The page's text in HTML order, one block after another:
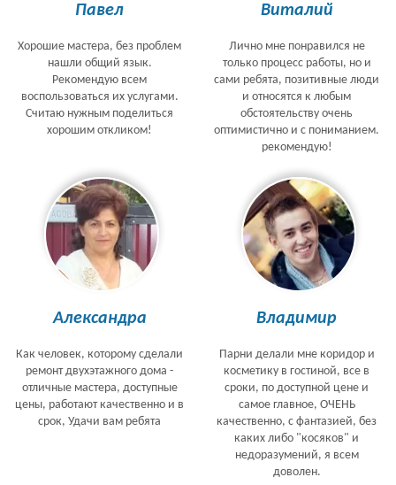
Павел
Хорошие мастера, без проблем
нашли общий язык.
Рекомендую всем
воспользоваться их услугами.
Считаю нужным поделиться
хорошим откликом!
Виталий
Лично мне понравился не
только процесс работы, но и
сами ребята, позитивные люди
и относятся к любым
обстоятельству очень
оптимистично и с пониманием.
рекомендую!
Александра
Как человек, которому сделали
ремонт двухэтажного дома -
отличные мастера, доступные
цены, работают качественно и в
срок, Удачи вам ребята
Владимир
Парни делали мне коридор и
косметику в гостиной, все в
сроки, по доступной цене и
самое главное, ОЧЕНЬ
качественно, с фантазией, без
каких либо "косяков" и
недоразумений, я всем
доволен.